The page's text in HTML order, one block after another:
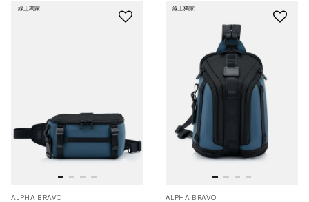
線上獨家
ALPHA BRAVO
線上獨家
ALPHA BRAVO